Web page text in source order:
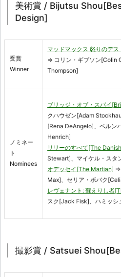
美術賞 / Bijutsu
Design]
受賞
Winner
マッドマックス 怒りのデ
⇒ コリン・ギブソン[Colin
Thompson]
ノミネー
ト
Nominees
ブリッジ・オブ・スパイ
クハウゼン[Adam
[Rena DeAngelo]、ベルン
Henrich]
リリーのすべて[The
Stewart]、マイケル・スタ
オデッセイ[The Martian] ⇒
Max]、セリア・ボバク
レヴェナント: 蘇えりし者
スク[Jack Fisk]、ハミッシ
撮影賞 / Satsuei